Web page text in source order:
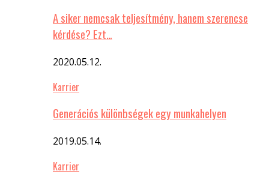
A siker nemcsak teljesítmény, hanem szerencse
kérdése? Ezt…
2020.05.12.
Karrier
Generációs különbségek egy munkahelyen
2019.05.14.
Karrier